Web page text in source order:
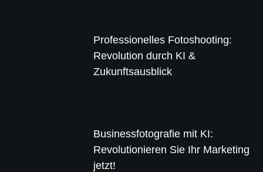
Professionelles Fotoshooting:
Revolution durch KI &
Zukunftsausblick
Businessfotografie mit KI:
Revolutionieren Sie Ihr Marketing
jetzt!